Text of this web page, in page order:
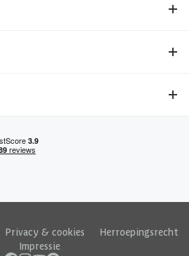
Privacy & cookies
Herroepingsrecht
Impressie